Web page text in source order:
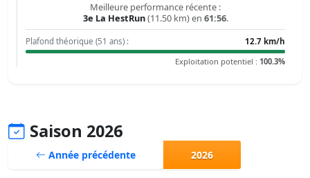
Meilleure performance récente :
3e La HestRun(11.50 km) en 61:56.
Plafond théorique (51 ans) :
12.7 km/h
Exploitation potentiel : 100.3%
Saison 2026
Année précédente 2026